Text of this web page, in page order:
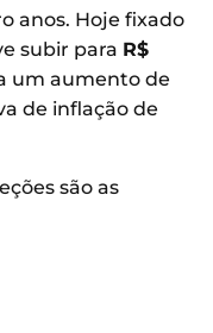
anos. Hoje fixado
subir para R$
um aumento de
de inflação de
são as